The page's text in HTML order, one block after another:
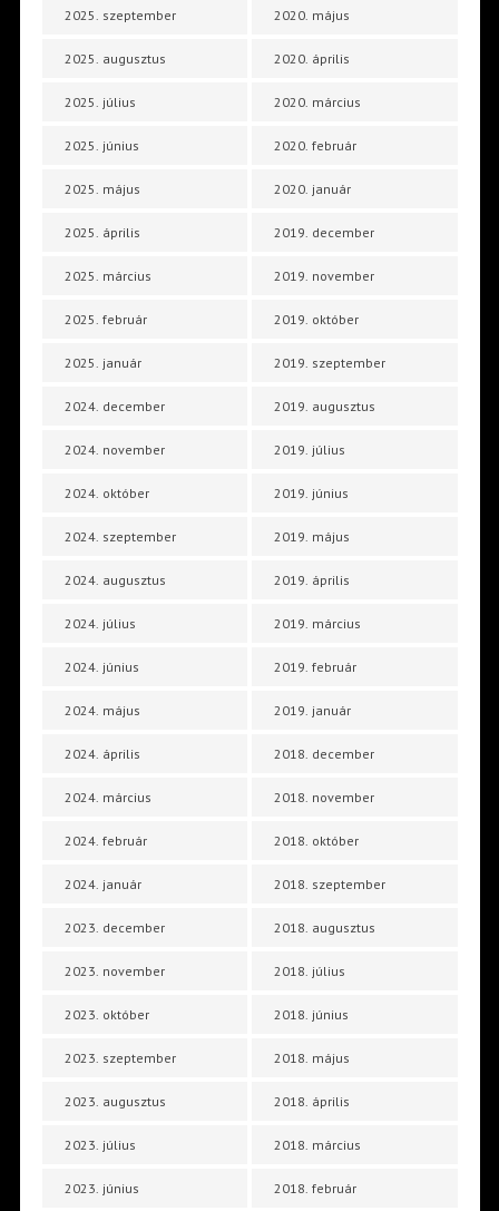
2025. szeptember
2025. augusztus
2025. július
2025. június
2025. május
2025. április
2025. március
2025. február
2025. január
2024. december
2024. november
2024. október
2024. szeptember
2024. augusztus
2024. július
2024. június
2024. május
2024. április
2024. március
2024. február
2024. január
2023. december
2023. november
2023. október
2023. szeptember
2023. augusztus
2023. július
2023. június
2020. május
2020. április
2020. március
2020. február
2020. január
2019. december
2019. november
2019. október
2019. szeptember
2019. augusztus
2019. július
2019. június
2019. május
2019. április
2019. március
2019. február
2019. január
2018. december
2018. november
2018. október
2018. szeptember
2018. augusztus
2018. július
2018. június
2018. május
2018. április
2018. március
2018. február